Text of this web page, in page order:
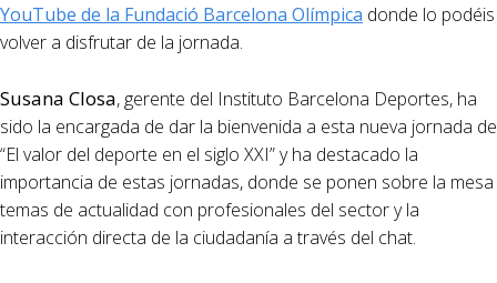
YouTube de la Fundació Barcelona Olímpica donde lo podéis
volver a disfrutar de la jornada.
Susana Closa, gerente del Instituto Barcelona Deportes, ha
sido la encargada de dar la bienvenida a esta nueva jornada de
“El valor del deporte en el siglo XXI” y ha destacado la
importancia de estas jornadas, donde se ponen sobre la mesa
temas de actualidad con profesionales del sector y la
interacción directa de la ciudadanía a través del chat.